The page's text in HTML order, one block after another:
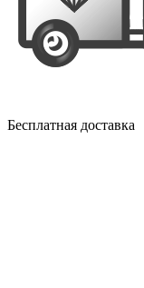
Бесплатная доставка